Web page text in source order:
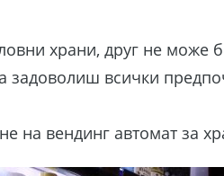
храни, друг не може
задоволиш всички
на вендинг автомат за